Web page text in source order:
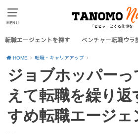
MENU
転職エージェントを探す ベンチャー転職ウラ
HOME 転職・キャリアアップ
ジョブホッパーっ
えて転職を繰り返
すめ転職エージェ